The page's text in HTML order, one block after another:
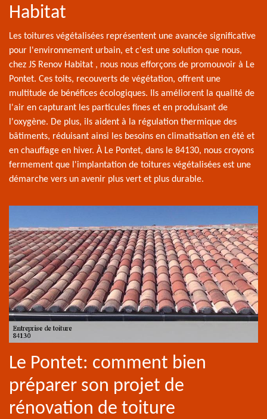
Habitat
Les toitures végétalisées représentent une avancée significative
pour l'environnement urbain, et c'est une solution que nous,
chez JS Renov Habitat , nous nous efforçons de promouvoir à Le
Pontet. Ces toits, recouverts de végétation, offrent une
multitude de bénéfices écologiques. Ils améliorent la qualité de
l'air en capturant les particules fines et en produisant de
l'oxygène. De plus, ils aident à la régulation thermique des
bâtiments, réduisant ainsi les besoins en climatisation en été et
en chauffage en hiver. À Le Pontet, dans le 84130, nous croyons
fermement que l'implantation de toitures végétalisées est une
démarche vers un avenir plus vert et plus durable.
Le Pontet: comment bien
préparer son projet de
rénovation de toiture